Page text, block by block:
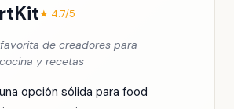
★ 4.7/5
de creadores para
y recetas
opción sólida para food